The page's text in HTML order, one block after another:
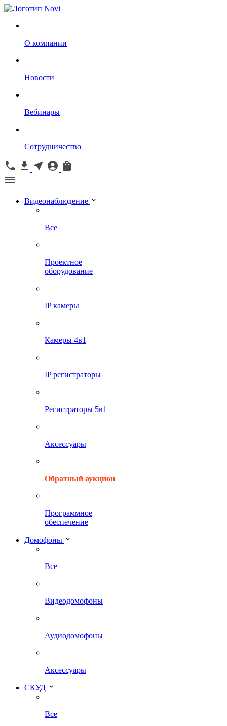
О компании
Новости
Вебинары
Сотрудничество
Видеонаблюдение
Все
Проектное
оборудование
IP камеры
Камеры 4в1
IP регистраторы
Регистраторы 5в1
Аксессуары
Обратный аукцион
Программное
обеспечение
Домофоны
Все
Видеодомофоны
Аудиодомофоны
Аксессуары
СКУД
Все